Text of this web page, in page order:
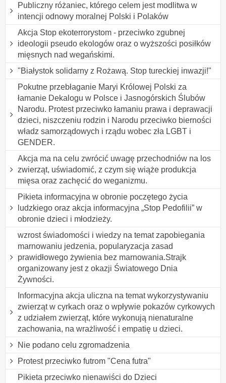
Publiczny różaniec, którego celem jest modlitwa w
intencji odnowy moralnej Polski i Polaków
Akcja Stop ekoterrorystom - przeciwko zgubnej
ideologii pseudo ekologów oraz o wyższości posiłków
mięsnych nad wegańskimi.
"Białystok solidarny z Rożawą. Stop tureckiej inwazji!"
Pokutne przebłaganie Maryi Królowej Polski za
łamanie Dekalogu w Polsce i Jasnogórskich Ślubów
Narodu. Protest przeciwko łamaniu prawa i deprawacji
dzieci, niszczeniu rodzin i Narodu przeciwko bierności
władz samorządowych i rządu wobec zła LGBT i
GENDER.
Akcja ma na celu zwrócić uwagę przechodniów na los
zwierząt, uświadomić, z czym się wiąże produkcja
mięsa oraz zachęcić do weganizmu.
Pikieta informacyjna w obronie poczętego życia
ludzkiego oraz akcja informacyjna „Stop Pedofilii” w
obronie dzieci i młodzieży.
wzrost świadomości i wiedzy na temat zapobiegania
marnowaniu jedzenia, popularyzacja zasad
prawidłowego żywienia bez marnowania.Strajk
organizowany jest z okazji Światowego Dnia
Żywności.
Informacyjna akcja uliczna na temat wykorzystywaniu
zwierząt w cyrkach oraz o wpływie pokazów cyrkowych
z udziałem zwierząt, które wykonują nienaturalne
zachowania, na wrażliwość i empatię u dzieci.
Nie podano celu zgromadzenia
Protest przeciwko futrom "Cena futra"
Pikieta przeciwko nienawiści do Dzieci